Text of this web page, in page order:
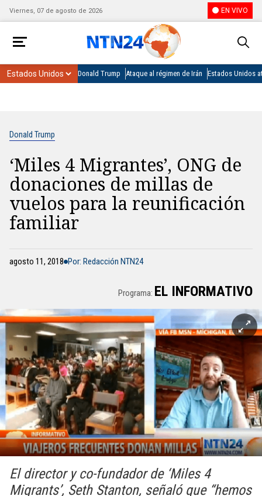
Viernes, 07 de agosto de 2026 EN VIVO
Donald Trump Ataque al régimen de Irán Estados Unidos
Donald Trump
‘Miles 4 Migrantes’, ONG de
donaciones de millas de
vuelos para la reunificación
familiar
agosto 11, 2018 Por: Redacción NTN24
Programa: EL INFORMATIVO
El director y co-fundador de ‘Miles 4
Migrants’, Seth Stanton, señaló que “hemos